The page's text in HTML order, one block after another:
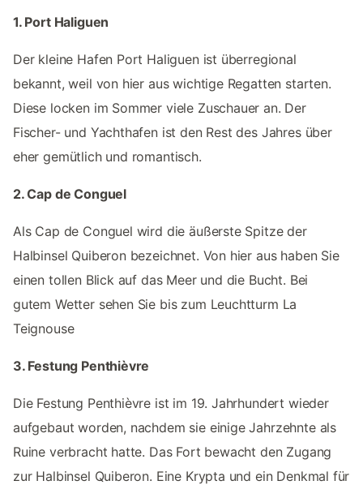
1. Port Haliguen
Der kleine Hafen Port Haliguen ist überregional
bekannt, weil von hier aus wichtige Regatten starten.
Diese locken im Sommer viele Zuschauer an. Der
Fischer- und Yachthafen ist den Rest des Jahres über
eher gemütlich und romantisch.
2. Cap de Conguel
Als Cap de Conguel wird die äußerste Spitze der
Halbinsel Quiberon bezeichnet. Von hier aus haben Sie
einen tollen Blick auf das Meer und die Bucht. Bei
gutem Wetter sehen Sie bis zum Leuchtturm La
Teignouse
3. Festung Penthièvre
Die Festung Penthièvre ist im 19. Jahrhundert wieder
aufgebaut worden, nachdem sie einige Jahrzehnte als
Ruine verbracht hatte. Das Fort bewacht den Zugang
zur Halbinsel Quiberon. Eine Krypta und ein Denkmal für